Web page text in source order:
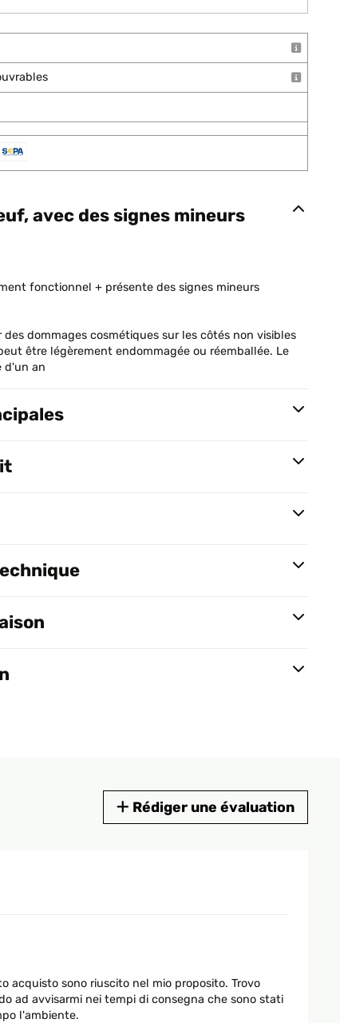
avec des signes mineurs
fonctionnel + présente des signes mineurs
dommages cosmétiques sur les côtés non visibles
être légèrement endommagée ou réemballée. Le
d'un an
Rédiger une évaluation
acquisto sono riuscito nel mio proposito. Trovo
ad avvisarmi nei tempi di consegna che sono stati
l'ambiente.